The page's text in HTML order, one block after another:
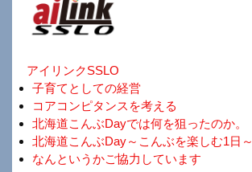
アイリンクSSLO
子育てとしての経営
コアコンピタンスを考える
北海道こんぶDayでは何を狙ったのか。
北海道こんぶDay～こんぶを楽しむ1日～
なんというかご協力しています